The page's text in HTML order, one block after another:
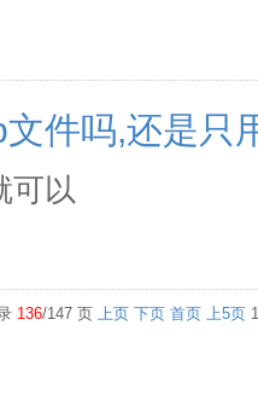
件吗,还是只
可以
136/147 页 上页 下页 首页 上5页